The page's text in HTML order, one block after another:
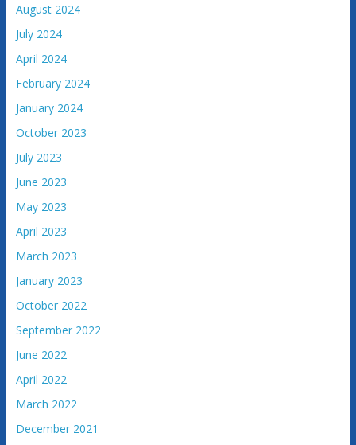
August 2024
July 2024
April 2024
February 2024
January 2024
October 2023
July 2023
June 2023
May 2023
April 2023
March 2023
January 2023
October 2022
September 2022
June 2022
April 2022
March 2022
December 2021